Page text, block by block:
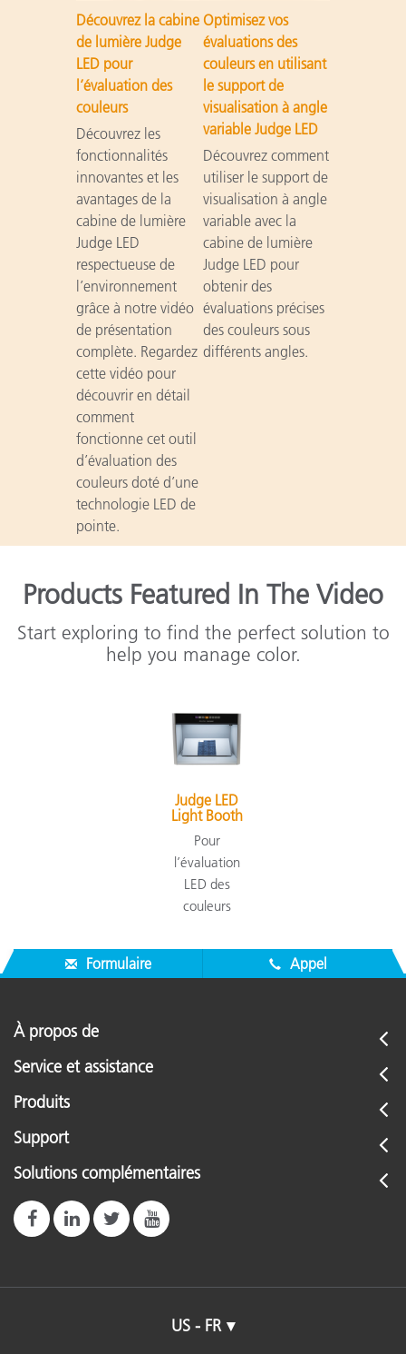
Découvrez la cabine
de lumière Judge
LED pour
l’évaluation des
couleurs
Découvrez les
fonctionnalités
innovantes et les
avantages de la
cabine de lumière
Judge LED
respectueuse de
l’environnement
grâce à notre vidéo
de présentation
complète. Regardez
cette vidéo pour
découvrir en détail
comment
fonctionne cet outil
d’évaluation des
couleurs doté d’une
technologie LED de
pointe.
Optimisez vos
évaluations des
couleurs en utilisant
le support de
visualisation à angle
variable Judge LED
Découvrez comment
utiliser le support de
visualisation à angle
variable avec la
cabine de lumière
Judge LED pour
obtenir des
évaluations précises
des couleurs sous
différents angles.
Products Featured In The Video
Start exploring to find the perfect solution to
help you manage color.
Judge LED
Light Booth
Pour
l’évaluation
LED des
couleurs
Formulaire Appel
À propos de
Service et assistance
Produits
Support
Solutions complémentaires
US - FR